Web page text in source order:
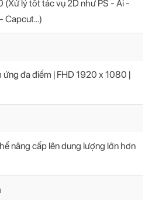
(Xử lý tốt tác vụ 2D như PS - Ai -
Capcut...)
ứng đa điểm | FHD 1920 x 1080 |
nâng cấp lên dung lượng lớn hơn